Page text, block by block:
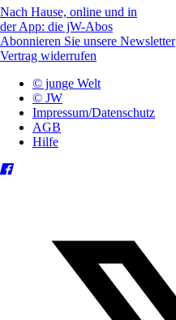
Nach Hause, online und in
der App: die jW-Abos
Abonnieren Sie unsere Newsletter
Vertrag widerrufen
© junge Welt
© JW
Impressum/Datenschutz
AGB
Hilfe